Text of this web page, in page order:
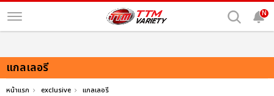
N
แกลเลอรี
หน้าแรก exclusive แกลเลอรี